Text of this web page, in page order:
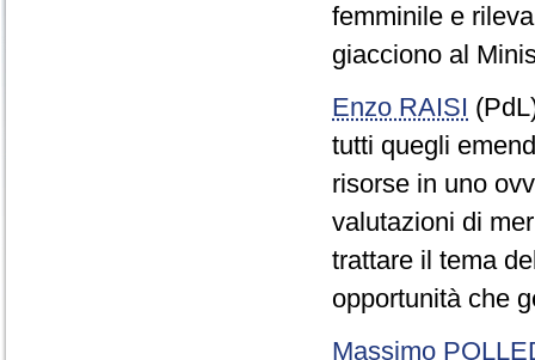
femminile e
giacciono al
Enzo RAISI
tutti quegli
risorse in uno
valutazioni di
trattare il tema
opportunità che
Massimo